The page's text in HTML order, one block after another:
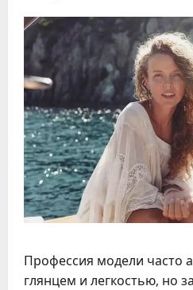
Профессия модели часто
глянцем и легкостью, но